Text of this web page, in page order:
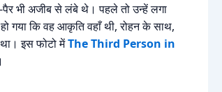
भी अजीब से लंबे थे। पहले तो उन्हें लगा
गया कि वह आकृति वहाँ थी, रोहन के साथ,
इस फोटो मेंThe Third Person in